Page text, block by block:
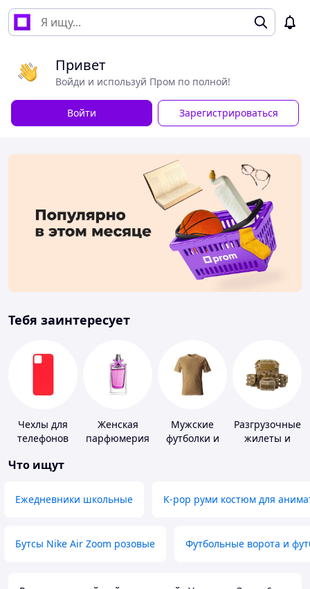
Привет
Войди и используй Пром по полной!
Войти Зарегистрироваться
Тебя заинтересует
Чехлы для
телефонов
Женская
парфюмерия
Мужские
футболки и
Разгрузочные
жилеты и
Что ищут
Ежедневники школьные K-pop руми костюм для
Бутсы Nike Air Zoom розовые Футбольные ворота и